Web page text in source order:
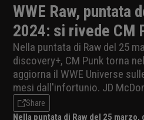
WWE Raw, puntata
2024: si rivede CM
Nella puntata di Raw del 25
discovery+, CM Punk torna
aggiorna il WWE Universe
mesi dall'infortunio. JD
Share
Nella puntata di Raw del 25 marzo,